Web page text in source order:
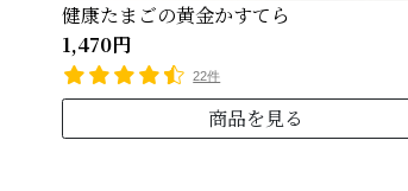
健康たまごの黄金かすてら
1,470円
22件
商品を見る